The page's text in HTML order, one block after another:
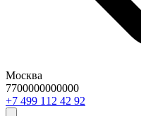
Москва
7700000000000
29 24 211 994 7+